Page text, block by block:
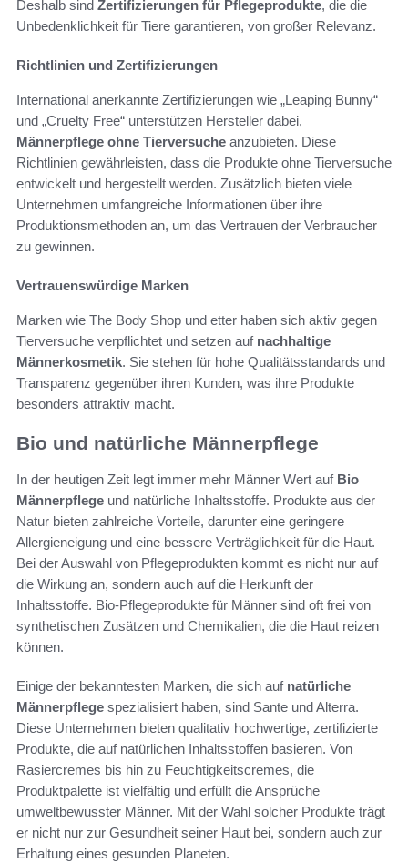
Deshalb sind Zertifizierungen für Pflegeprodukte, die die
Unbedenklichkeit für Tiere garantieren, von großer Relevanz.
Richtlinien und Zertifizierungen
International anerkannte Zertifizierungen wie „Leaping Bunny“
und „Cruelty Free“ unterstützen Hersteller dabei,
Männerpflege ohne Tierversuche anzubieten. Diese
Richtlinien gewährleisten, dass die Produkte ohne Tierversuche
entwickelt und hergestellt werden. Zusätzlich bieten viele
Unternehmen umfangreiche Informationen über ihre
Produktionsmethoden an, um das Vertrauen der Verbraucher
zu gewinnen.
Vertrauenswürdige Marken
Marken wie The Body Shop und etter haben sich aktiv gegen
Tierversuche verpflichtet und setzen auf nachhaltige
Männerkosmetik. Sie stehen für hohe Qualitätsstandards und
Transparenz gegenüber ihren Kunden, was ihre Produkte
besonders attraktiv macht.
Bio und natürliche Männerpflege
In der heutigen Zeit legt immer mehr Männer Wert auf Bio
Männerpflege und natürliche Inhaltsstoffe. Produkte aus der
Natur bieten zahlreiche Vorteile, darunter eine geringere
Allergieneigung und eine bessere Verträglichkeit für die Haut.
Bei der Auswahl von Pflegeprodukten kommt es nicht nur auf
die Wirkung an, sondern auch auf die Herkunft der
Inhaltsstoffe. Bio-Pflegeprodukte für Männer sind oft frei von
synthetischen Zusätzen und Chemikalien, die die Haut reizen
können.
Einige der bekanntesten Marken, die sich auf natürliche
Männerpflege spezialisiert haben, sind Sante und Alterra.
Diese Unternehmen bieten qualitativ hochwertige, zertifizierte
Produkte, die auf natürlichen Inhaltsstoffen basieren. Von
Rasiercremes bis hin zu Feuchtigkeitscremes, die
Produktpalette ist vielfältig und erfüllt die Ansprüche
umweltbewusster Männer. Mit der Wahl solcher Produkte trägt
er nicht nur zur Gesundheit seiner Haut bei, sondern auch zur
Erhaltung eines gesunden Planeten.